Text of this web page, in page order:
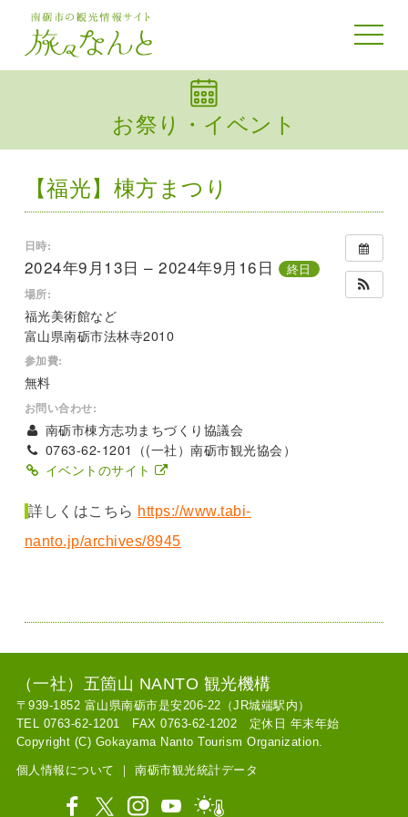
toggle
お祭り・イベント
【福光】棟方まつり
日時:
2024年9月13日 – 2024年9月16日 終日
場所:
福光美術館など
富山県南砺市法林寺2010
参加費:
無料
お問い合わせ:
南砺市棟方志功まちづくり協議会
0763-62-1201（(一社）南砺市観光協会）
イベントのサイト
詳しくはこちら https://www.tabi-
nanto.jp/archives/8945
（一社）五箇山 NANTO 観光機構
〒939-1852 富山県南砺市是安206-22（JR城端駅内）
TEL 0763-62-1201 FAX 0763-62-1202 定休日 年末年始
Copyright (C) Gokayama Nanto Tourism Organization.
個人情報について ｜南砺市観光統計データ